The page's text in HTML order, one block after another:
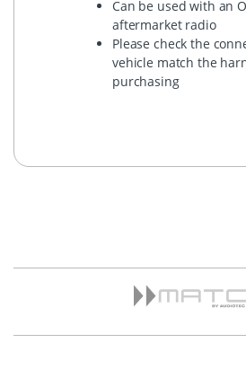
Can be used with an
aftermarket radio
Please check the
vehicle match the
purchasing